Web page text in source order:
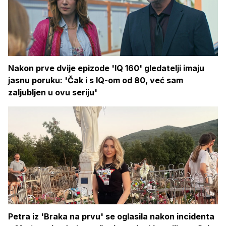
Nakon prve dvije epizode 'IQ 160' gledatelji imaju
jasnu poruku: 'Čak i s IQ-om od 80, već sam
zaljubljen u ovu seriju'
Petra iz 'Braka na prvu' se oglasila nakon incidenta